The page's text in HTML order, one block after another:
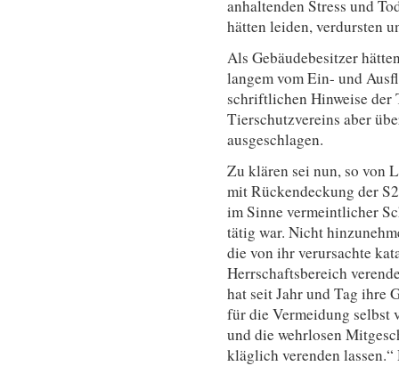
anhaltenden Stress und
hätten leiden, verdursten
Als Gebäudebesitzer
langem vom Ein- und
schriftlichen Hinweise der
Tierschutzvereins aber
ausgeschlagen.
Zu klären sei nun, so von
mit Rückendeckung der
im Sinne vermeintlicher
tätig war. Nicht
die von ihr verursachte
Herrschaftsbereich
hat seit Jahr und Tag ihre
für die Vermeidung selbst
und die wehrlosen
kläglich verenden lassen.“